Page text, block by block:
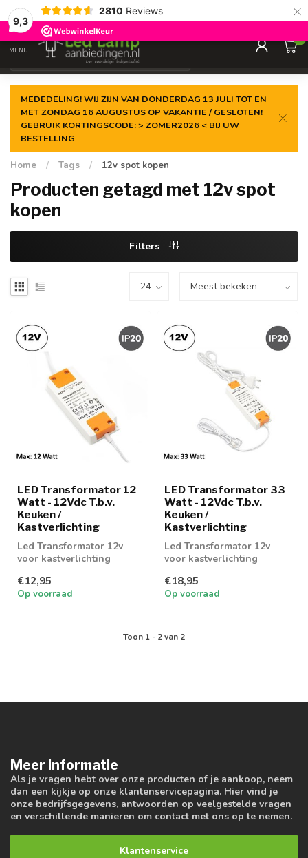
9,3
2810 Reviews ×
Gegarandeerde delaagste prijs
MENU
0
MEDEDELING! WIJ ZIJN VAN DONDERDAG 13 JULI TOT EN
MET ZONDAG 16 AUGUSTUS OP VAKANTIE / GESLOTEN!
GEBRUIK KORTINGSCODE: > ZOMER2026 < BIJ UW
BESTELLING
Home / Tags / 12v spot kopen
Producten getagd met 12v spot
kopen
Filters
LED Transformator 12
Watt - 12Vdc T.b.v.
Keuken /
Kastverlichting
Led Transformator 12v
voor kastverlichting
€12,95
Op voorraad
LED Transformator 33
Watt - 12Vdc T.b.v.
Keuken /
Kastverlichting
Led Transformator 12v
voor kastverlichting
€18,95
Op voorraad
Toon 1- 2van 2
Meer informatie
Als je vragen hebt over onze producten of je aankoop, neem
dan een kijkje op onze klantenservicepagina. Hier vind je
onze bedrijfsgegevens, antwoorden op veelgestelde vragen
en verschillende manieren om contact met ons op te nemen.
Klantenservice